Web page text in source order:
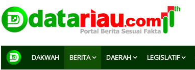
DAKWAH BERITA DAERAH LEGISLATIF